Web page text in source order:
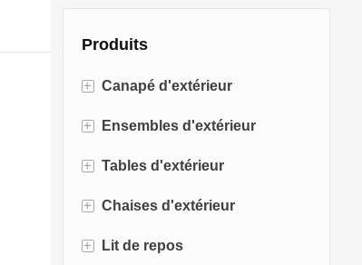
Produits
+ Canapé d'extérieur
Canapé en rotin
Canapé en corde
Canapé en aluminium
Canapé en tissu
+ Ensembles d'extérieur
Ensembles de bistro
Ensembles de conversation
Ensembles de salle à manger
+ Tables d'extérieur
Tables de foyer
Tables à manger
+ Chaises d'extérieur
Chaises de salle à manger
+ Lit de repos